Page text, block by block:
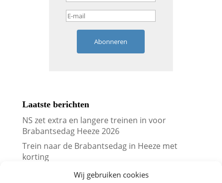
Wij gebruiken cookies
Abonneren
Laatste berichten
NS zet extra en langere treinen in voor
Brabantsedag Heeze 2026
Trein naar de Brabantsedag in Heeze met
korting
Vergelijk treinkaartjes naar Londen met